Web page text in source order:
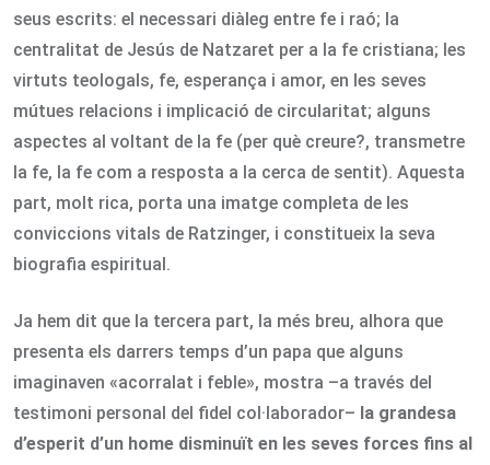
seus escrits: el necessari diàleg entre fe i raó; la
centralitat de Jesús de Natzaret per a la fe cristiana; les
virtuts teologals, fe, esperança i amor, en les seves
mútues relacions i implicació de circularitat; alguns
aspectes al voltant de la fe (per què creure?, transmetre
la fe, la fe com a resposta a la cerca de sentit). Aquesta
part, molt rica, porta una imatge completa de les
conviccions vitals de Ratzinger, i constitueix la seva
biografia espiritual.
Ja hem dit que la tercera part, la més breu, alhora que
presenta els darrers temps d’un papa que alguns
imaginaven «acorralat i feble», mostra –a través del
testimoni personal del fidel col·laborador– la grandesa
d’esperit d’un home disminuït en les seves forces fins al